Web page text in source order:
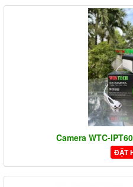
Camera WTC-
ĐẶT